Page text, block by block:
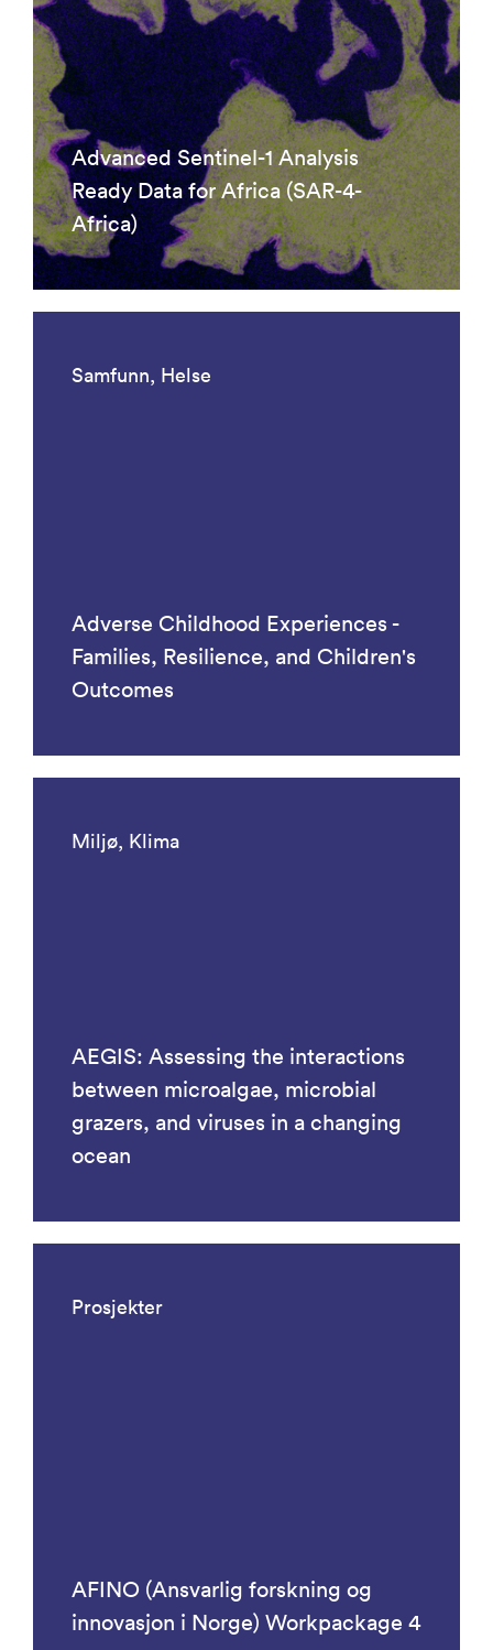
Advanced Sentinel-1 Analysis
Ready Data for Africa (SAR-4-
Africa)
Samfunn, Helse
Adverse Childhood Experiences -
Families, Resilience, and Children's
Outcomes
Miljø, Klima
AEGIS: Assessing the interactions
between microalgae, microbial
grazers, and viruses in a changing
ocean
Prosjekter
AFINO (Ansvarlig forskning og
innovasjon i Norge) Workpackage 4